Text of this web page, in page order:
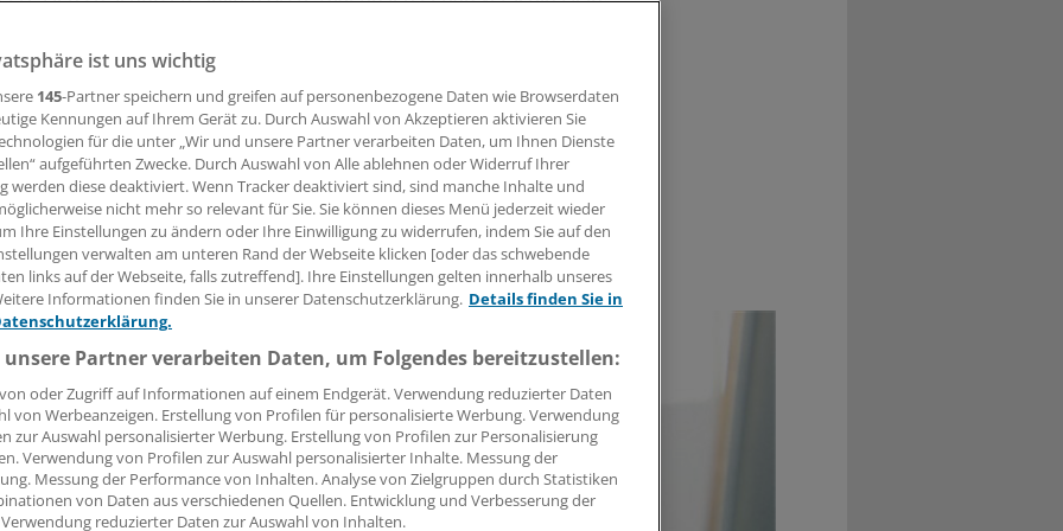
unterschätzen: Jeder Code kann zum Risiko für Patienten werden.
liegen daher manche Fallstricke in der Kodierung.
Höhl
18:22 Uhr
ist uns wichtig
145-Partner speichern und greifen auf personenbezogene Daten wie Browserdaten
Kennungen auf Ihrem Gerät zu. Durch Auswahl von Akzeptieren aktivieren Sie
für die unter „Wir und unsere Partner verarbeiten Daten, um Ihnen Dienste
aufgeführten Zwecke. Durch Auswahl von Alle ablehnen oder Widerruf Ihrer
werden diese deaktiviert. Wenn Tracker deaktiviert sind, sind manche Inhalte und
nicht mehr so relevant für Sie. Sie können dieses Menü jederzeit wieder
Ihre Einstellungen zu ändern oder Ihre Einwilligung zu widerrufen, indem Sie auf den
verwalten am unteren Rand der Webseite klicken [oder das schwebende
links auf der Webseite, falls zutreffend]. Ihre Einstellungen gelten innerhalb unseres
Informationen finden Sie in unserer Datenschutzerklärung. Details finden Sie in
Partner verarbeiten Daten, um Folgendes bereitzustellen:
oder Zugriff auf Informationen auf einem Endgerät. Verwendung reduzierter Daten
von Werbeanzeigen. Erstellung von Profilen für personalisierte Werbung. Verwendung
zur Auswahl personalisierter Werbung. Erstellung von Profilen zur Personalisierung
Verwendung von Profilen zur Auswahl personalisierter Inhalte. Messung der
Messung der Performance von Inhalten. Analyse von Zielgruppen durch Statistiken
von Daten aus verschiedenen Quellen. Entwicklung und Verbesserung der
reduzierter Daten zur Auswahl von Inhalten.